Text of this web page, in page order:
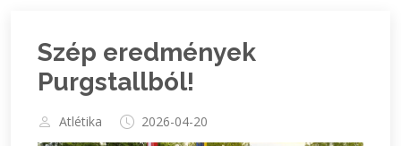
Szép eredmények
Purgstallból!
Atlétika 2026-04-20